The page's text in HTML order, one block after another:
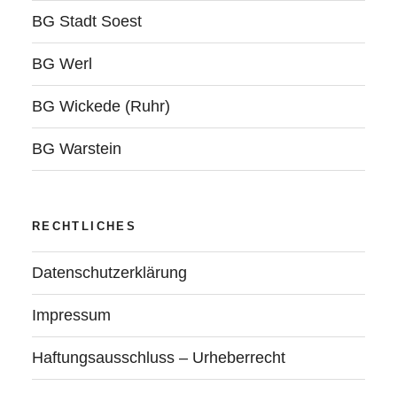
BG Stadt Soest
BG Werl
BG Wickede (Ruhr)
BG Warstein
RECHTLICHES
Datenschutzerklärung
Impressum
Haftungsausschluss – Urheberrecht